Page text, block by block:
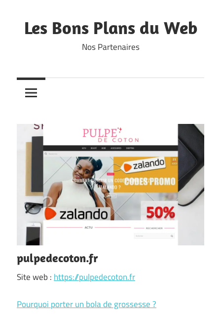
content
Les Bons Plans du Web
Nos Partenaires
pulpedecoton.fr
Site web : https://pulpedecoton.fr
Pourquoi porter un bola de grossesse ?